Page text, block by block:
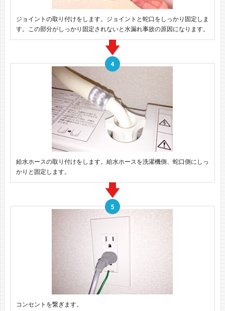
ジョイントの取り付けをします。ジョイントと蛇口をしっかり固定しま
す。この部分がしっかり固定されないと水漏れ事故の原因になります。
給水ホースの取り付けをします。給水ホースを洗濯機側、蛇口側にしっ
かりと固定します。
コンセントを繋ぎます。